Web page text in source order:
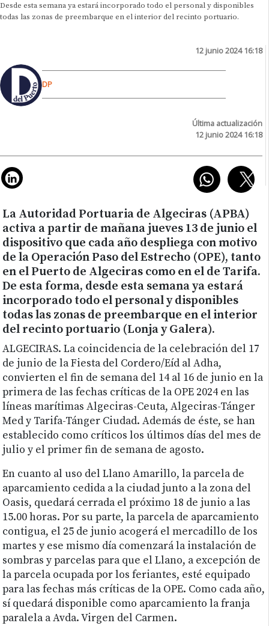
Desde esta semana ya estará incorporado todo el personal y disponibles
todas las zonas de preembarque en el interior del recinto portuario.
12 junio 2024 16:18
DP
Última actualización
12 junio 2024 16:18
La Autoridad Portuaria de Algeciras (APBA)
activa a partir de mañana jueves 13 de junio el
dispositivo que cada año despliega con motivo
de la Operación Paso del Estrecho (OPE), tanto
en el Puerto de Algeciras como en el de Tarifa.
De esta forma, desde esta semana ya estará
incorporado todo el personal y disponibles
todas las zonas de preembarque en el interior
del recinto portuario (Lonja y Galera).
ALGECIRAS. La coincidencia de la celebración del 17
de junio de la Fiesta del Cordero/Eíd al Adha,
convierten el fin de semana del 14 al 16 de junio en la
primera de las fechas críticas de la OPE 2024 en las
líneas marítimas Algeciras-Ceuta, Algeciras-Tánger
Med y Tarifa-Tánger Ciudad. Además de éste, se han
establecido como críticos los últimos días del mes de
julio y el primer fin de semana de agosto.
En cuanto al uso del Llano Amarillo, la parcela de
aparcamiento cedida a la ciudad junto a la zona del
Oasis, quedará cerrada el próximo 18 de junio a las
15.00 horas. Por su parte, la parcela de aparcamiento
contigua, el 25 de junio acogerá el mercadillo de los
martes y ese mismo día comenzará la instalación de
sombras y parcelas para que el Llano, a excepción de
la parcela ocupada por los feriantes, esté equipado
para las fechas más críticas de la OPE. Como cada año,
sí quedará disponible como aparcamiento la franja
paralela a Avda. Virgen del Carmen.